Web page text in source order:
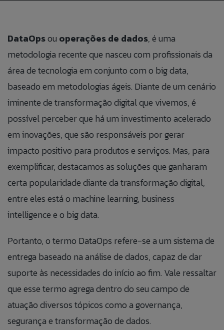
ÁREA DO COLABORADOR
FALE CONOSO
CANAL DE ÉTICA
PT
EN
ES
DataOpsou operações de dados, é uma
metodologia recente que nasceu com profissionais da
área de tecnologia em conjunto com o big data,
baseado em metodologias ágeis. Diante de um cenário
iminente de transformação digital que vivemos, é
possível perceber que há um investimento acelerado
em inovações, que são responsáveis por gerar
impacto positivo para produtos e serviços. Mas, para
exemplificar, destacamos as soluções que ganharam
certa popularidade diante da transformação digital,
entre eles está o machine learning, business
intelligence e o big data.
Portanto, o termo DataOps refere-se a um sistema de
entrega baseado na análise de dados, capaz de dar
suporte às necessidades do início ao fim. Vale ressaltar
que esse termo agrega dentro do seu campo de
atuação diversos tópicos como a governança,
segurança e transformação de dados.